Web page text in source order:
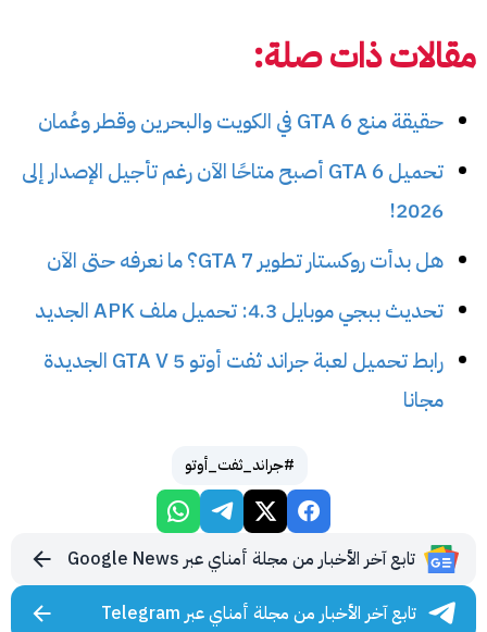
مقالات ذات صلة:
حقيقة منع GTA 6 في الكويت والبحرين وقطر وعُمان
تحميل GTA 6 أصبح متاحًا الآن رغم تأجيل الإصدار إلى
2026!
هل بدأت روكستار تطوير GTA 7؟ ما نعرفه حتى الآن
تحديث ببجي موبايل 4.3: تحميل ملف APK الجديد
رابط تحميل لعبة جراند ثفت أوتو 5 GTA V الجديدة
مجانا
#جراند_ثفت_أوتو
تابع آخر الأخبار من مجلة أمناي عبر Google News
تابع آخر الأخبار من مجلة أمناي عبر Telegram